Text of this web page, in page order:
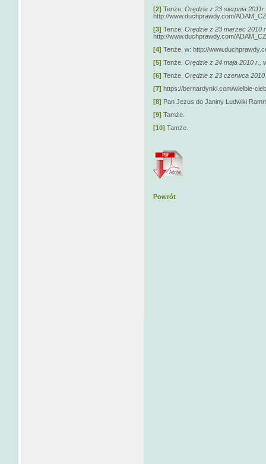
[2] Tenże, Orędzie z 23 sierpnia
http://www.duchprawdy.com/
[3] Tenże, Orędzie z 23 marzec 2010
http://www.duchprawdy.com/
[4] Tenże, w: http://
[5] Tenże, Orędzie z 24 maja 2010 r.,
[6] Tenże, Orędzie z 23 czerwca
[7] https://bernardynki.com/wielbie-
[8] Pan Jezus do Janiny Ludwiki
[9] Tamże.
[10] Tamże.
Powrót